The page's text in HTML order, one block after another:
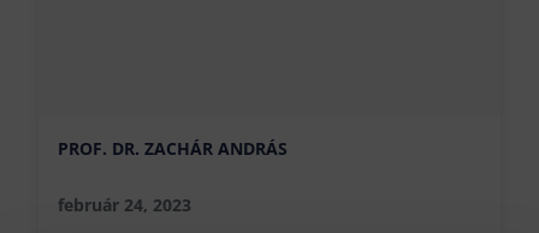
PROF. DR. ZACHÁR ANDRÁS
február 24, 2023